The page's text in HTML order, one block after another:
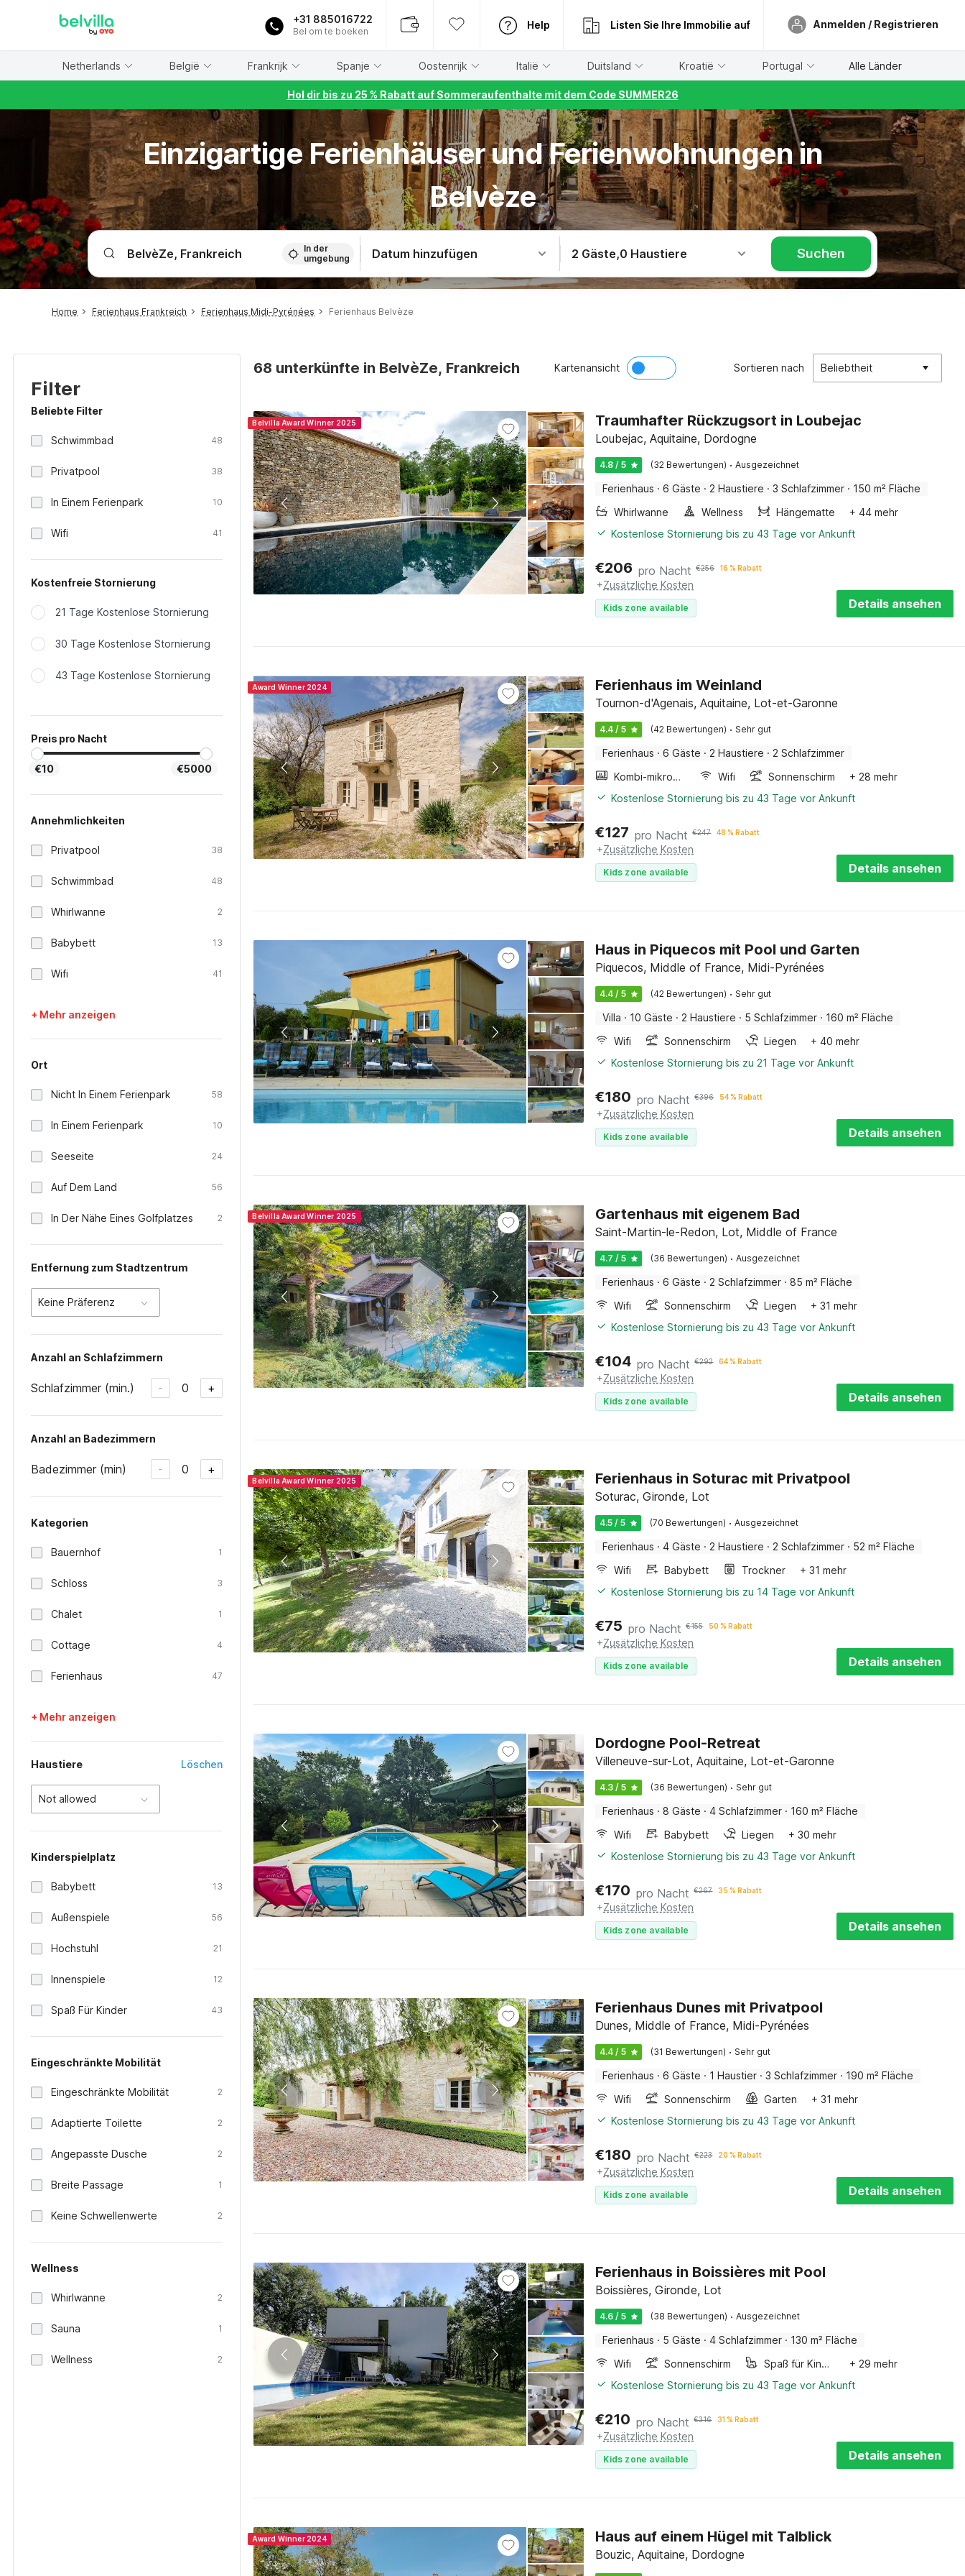
+31 885016722
Bel om te boeken
Help Listen Sie Ihre Immobilie auf Anmelden / Registrieren
Netherlands België Frankrijk Spanje Oostenrijk Italië Duitsland Kroatië Portugal Alle Länder
Hol dir bis zu 25 % Rabatt auf Sommeraufenthalte mit dem Code SUMMER26
Einzigartige Ferienhäuser und Ferienwohnungen in
Belvèze
In der
umgebung
Datum hinzufügen 2 Gäste,0 Haustiere Suchen
Home Ferienhaus Frankreich Ferienhaus Midi-Pyrénées Ferienhaus Belvèze
Filter
Beliebte Filter
Schwimmbad 48
Privatpool 38
In Einem Ferienpark 10
Wifi 41
Kostenfreie Stornierung
21 Tage Kostenlose Stornierung
30 Tage Kostenlose Stornierung
43 Tage Kostenlose Stornierung
Preis pro Nacht
€10 €5000
Annehmlichkeiten
Privatpool 38
Schwimmbad 48
Whirlwanne 2
Babybett 13
Wifi 41
+ Mehr anzeigen
Ort
Nicht In Einem Ferienpark 58
In Einem Ferienpark 10
Seeseite 24
Auf Dem Land 56
In Der Nähe Eines Golfplatzes 2
Entfernung zum Stadtzentrum
Keine Präferenz
Anzahl an Schlafzimmern
Schlafzimmer (min.) - 0 +
Anzahl an Badezimmern
Badezimmer (min) - 0 +
Kategorien
Bauernhof 1
Schloss 3
Chalet 1
Cottage 4
Ferienhaus 47
+ Mehr anzeigen
Haustiere Löschen
Not allowed
Kinderspielplatz
Babybett 13
Außenspiele 56
Hochstuhl 21
Innenspiele 12
Spaß Für Kinder 43
Eingeschränkte Mobilität
Eingeschränkte Mobilität 2
Adaptierte Toilette 2
Angepasste Dusche 2
Breite Passage 1
Keine Schwellenwerte 2
Wellness
Whirlwanne 2
Sauna 1
Wellness 2
68 unterkünfte in BelvèZe, Frankreich Kartenansicht Sortieren nach Beliebtheit
Belvilla Award Winner 2025 Traumhafter Rückzugsort in Loubejac
Loubejac, Aquitaine, Dordogne
4.8 / 5 (32 Bewertungen) · Ausgezeichnet
Ferienhaus · 6 Gäste · 2 Haustiere · 3 Schlafzimmer · 150 m² Fläche
Whirlwanne
Wellness Hängematte
+ 44 mehr
Kostenlose Stornierung bis zu 43 Tage vor Ankunft
€206 pro Nacht €256 16 % Rabatt
+Zusätzliche Kosten
Kids zone available Details ansehen
Award Winner 2024 Ferienhaus im Weinland
Tournon-d'Agenais, Aquitaine, Lot-et-Garonne
4.4 / 5 (42 Bewertungen) · Sehr gut
Ferienhaus · 6 Gäste · 2 Haustiere · 2 Schlafzimmer
Kombi-mikrowelle
Wifi Sonnenschirm
+ 28 mehr
Kostenlose Stornierung bis zu 43 Tage vor Ankunft
€127 pro Nacht €247 48 % Rabatt
+Zusätzliche Kosten
Kids zone available Details ansehen
Haus in Piquecos mit Pool und Garten
Piquecos, Middle of France, Midi-Pyrénées
4.4 / 5 (42 Bewertungen) · Sehr gut
Villa · 10 Gäste · 2 Haustiere · 5 Schlafzimmer · 160 m² Fläche
Wifi
Sonnenschirm Liegen
+ 40 mehr
Kostenlose Stornierung bis zu 21 Tage vor Ankunft
€180 pro Nacht €396 54 % Rabatt
+Zusätzliche Kosten
Kids zone available Details ansehen
Belvilla Award Winner 2025 Gartenhaus mit eigenem Bad
Saint-Martin-le-Redon, Lot, Middle of France
4.7 / 5 (36 Bewertungen) · Ausgezeichnet
Ferienhaus · 6 Gäste · 2 Schlafzimmer · 85 m² Fläche
Wifi
Sonnenschirm Liegen
+ 31 mehr
Kostenlose Stornierung bis zu 43 Tage vor Ankunft
€104 pro Nacht €292 64 % Rabatt
+Zusätzliche Kosten
Kids zone available Details ansehen
Belvilla Award Winner 2025 Ferienhaus in Soturac mit Privatpool
Soturac, Gironde, Lot
4.5 / 5 (70 Bewertungen) · Ausgezeichnet
Ferienhaus · 4 Gäste · 2 Haustiere · 2 Schlafzimmer · 52 m² Fläche
Wifi
Babybett Trockner
+ 31 mehr
Kostenlose Stornierung bis zu 14 Tage vor Ankunft
€75 pro Nacht €155 50 % Rabatt
+Zusätzliche Kosten
Kids zone available Details ansehen
Dordogne Pool-Retreat
Villeneuve-sur-Lot, Aquitaine, Lot-et-Garonne
4.3 / 5 (36 Bewertungen) · Sehr gut
Ferienhaus · 8 Gäste · 4 Schlafzimmer · 160 m² Fläche
Wifi
Babybett Liegen
+ 30 mehr
Kostenlose Stornierung bis zu 43 Tage vor Ankunft
€170 pro Nacht €267 35 % Rabatt
+Zusätzliche Kosten
Kids zone available Details ansehen
Ferienhaus Dunes mit Privatpool
Dunes, Middle of France, Midi-Pyrénées
4.4 / 5 (31 Bewertungen) · Sehr gut
Ferienhaus · 6 Gäste · 1 Haustier · 3 Schlafzimmer · 190 m² Fläche
Wifi
Sonnenschirm Garten
+ 31 mehr
Kostenlose Stornierung bis zu 43 Tage vor Ankunft
€180 pro Nacht €223 20 % Rabatt
+Zusätzliche Kosten
Kids zone available Details ansehen
Ferienhaus in Boissières mit Pool
Boissières, Gironde, Lot
4.6 / 5 (38 Bewertungen) · Ausgezeichnet
Ferienhaus · 5 Gäste · 4 Schlafzimmer · 130 m² Fläche
Wifi
Sonnenschirm Spaß für Kinder
+ 29 mehr
Kostenlose Stornierung bis zu 43 Tage vor Ankunft
€210 pro Nacht €316 31 % Rabatt
+Zusätzliche Kosten
Kids zone available Details ansehen
Award Winner 2024 Haus auf einem Hügel mit Talblick
Bouzic, Aquitaine, Dordogne